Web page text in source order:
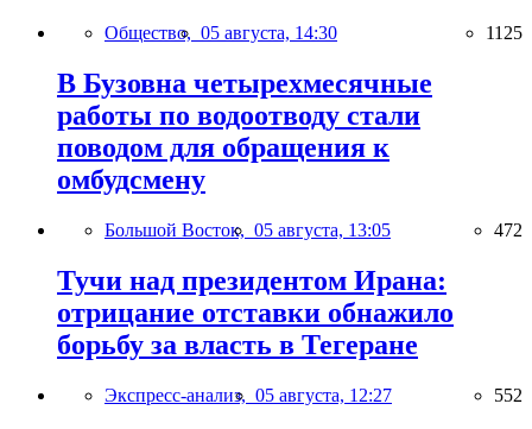
Общество, 05 августа, 14:30 1125
В Бузовна четырехмесячные
работы по водоотводу стали
поводом для обращения к
омбудсмену
Большой Восток, 05 августа, 13:05 472
Тучи над президентом Ирана:
отрицание отставки обнажило
борьбу за власть в Тегеране
Экспресс-анализ, 05 августа, 12:27 552